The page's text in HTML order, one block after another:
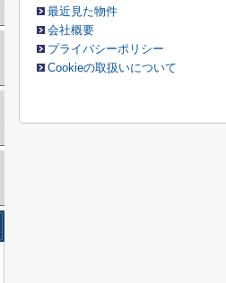
最近見た物件
会社概要
プライバシーポリシー
Cookieの取扱いについて